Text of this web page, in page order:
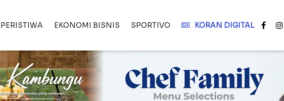
PERISTIWA EKONOMI BISNIS SPORTIVO KORAN DIGITAL